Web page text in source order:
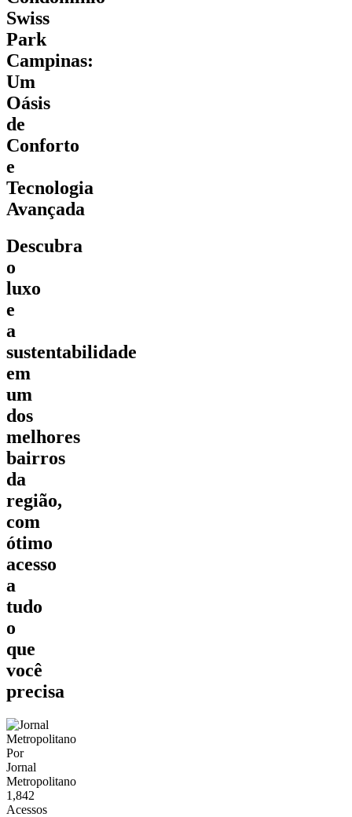
Swiss
Park
Campinas:
Um
Oásis
de
Conforto
e
Tecnologia
Avançada
Descubra
o
luxo
e
a
sustentabilidade
em
um
dos
melhores
bairros
da
região,
com
ótimo
acesso
a
tudo
o
que
você
precisa
Por
Jornal
Metropolitano
1,842
Acessos